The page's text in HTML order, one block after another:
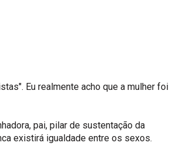
Eu realmente acho que a mulher foi
pai, pilar de sustentação da
existirá igualdade entre os sexos.